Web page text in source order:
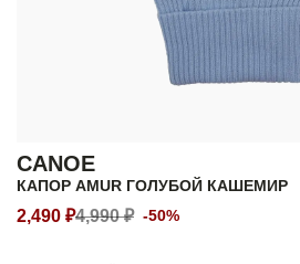
CANOE
КАПОР AMUR ГОЛУБОЙ КАШЕМИР
2,490 ₽4,990 ₽ -50%